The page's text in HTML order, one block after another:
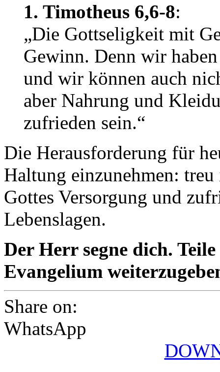
1. Timotheus 6,6-8:
„Die Gottseligkeit mit
Gewinn. Denn wir
und wir können auch
aber Nahrung und
zufrieden sein.“
Die Herausforderung für
Haltung einzunehmen:
Gottes Versorgung und
Lebenslagen.
Der Herr segne dich.
Evangelium
Share on:
WhatsApp